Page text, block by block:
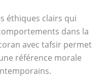
éthiques clairs qui
dans la
avec tafsir permet
référence morale